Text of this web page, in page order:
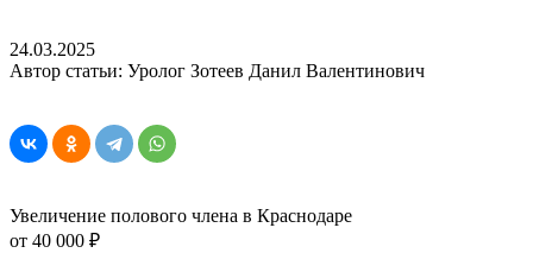
24.03.2025
Автор статьи: Уролог Зотеев Данил Валентинович
Увеличение полового члена в Краснодаре
от 40 000 ₽